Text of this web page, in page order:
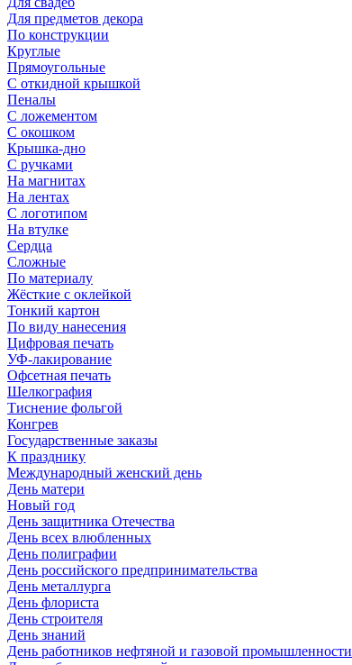
Для предметов декора
По конструкции
Круглые
Прямоугольные
С откидной крышкой
Пеналы
С ложементом
С окошком
Крышка-дно
С ручками
На магнитах
На лентах
С логотипом
На втулке
Сердца
Сложные
По материалу
Жёсткие с оклейкой
Тонкий картон
По виду нанесения
Цифровая печать
УФ-лакирование
Офсетная печать
Шелкография
Тиснение фольгой
Конгрев
Государственные заказы
К празднику
Международный женский день
День матери
Новый год
День защитника Отечества
День всех влюбленных
День полиграфии
День российского предпринимательства
День металлурга
День флориста
День строителя
День знаний
День работников нефтяной и газовой промышленности